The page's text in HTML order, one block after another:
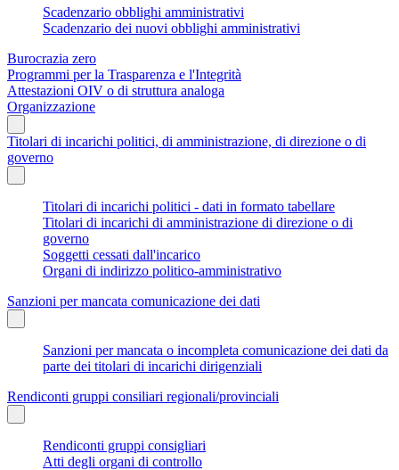
Scadenzario obblighi amministrativi
Scadenzario dei nuovi obblighi amministrativi
Burocrazia zero
Programmi per la Trasparenza e l'Integrità
Attestazioni OIV o di struttura analoga
Organizzazione
Titolari di incarichi politici, di amministrazione, di direzione o di
governo
Titolari di incarichi politici - dati in formato tabellare
Titolari di incarichi di amministrazione di direzione o di
governo
Soggetti cessati dall'incarico
Organi di indirizzo politico-amministrativo
Sanzioni per mancata comunicazione dei dati
Sanzioni per mancata o incompleta comunicazione dei dati da
parte dei titolari di incarichi dirigenziali
Rendiconti gruppi consiliari regionali/provinciali
Rendiconti gruppi consigliari
Atti degli organi di controllo